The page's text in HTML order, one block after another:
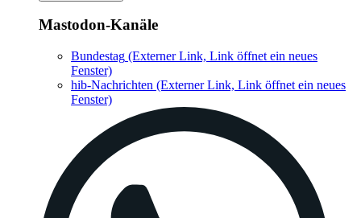
Mastodon-Kanäle
Bundestag (Externer Link, Link öffnet ein neues
Fenster)
hib-Nachrichten (Externer Link, Link öffnet ein neues
Fenster)